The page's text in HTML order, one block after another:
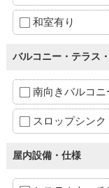
和室有り
バルコニー・テラス
南向きバルコニ
スロップシンク
屋内設備・仕様